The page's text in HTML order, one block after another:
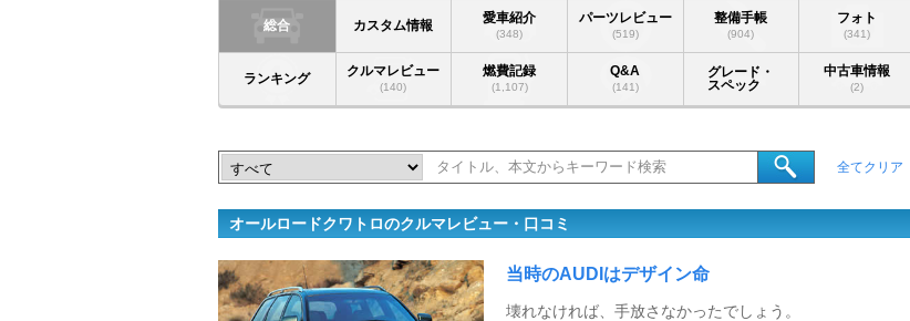
総合 カスタム情報
愛車紹介
(348)
パーツレビュー
(519)
整備手帳
(904)
フォト
(341)
ランキング
クルマレビュー
(140)
燃費記録
(1,107)
Q&A
(141)
グレード・
スペック
中古車情報
(2)
全てクリア
オールロードクワトロのクルマレビュー・口コミ
当時のAUDIはデザイン命
壊れなければ、手放さなかったでしょう。